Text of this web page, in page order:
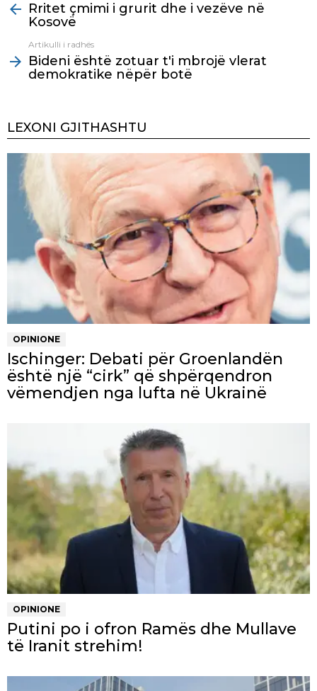
moreRritet çmimi i grurit dhe i vezëve në
Kosovë
Artikulli i radhës
Bideni është zotuar t'i mbrojë vlerat
demokratike nëpër botë
LEXONI GJITHASHTU
OPINIONE
Ischinger: Debati për Groenlandën
është një “cirk” që shpërqendron
vëmendjen nga lufta në Ukrainë
OPINIONE
Putini po i ofron Ramës dhe Mullave
të Iranit strehim!